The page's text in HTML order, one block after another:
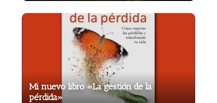
Mi nuevo libro «La gestión de la
pérdida»